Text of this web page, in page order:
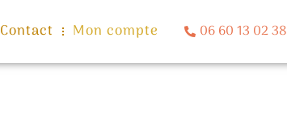
Contact Mon compte 06 60 13 02 38